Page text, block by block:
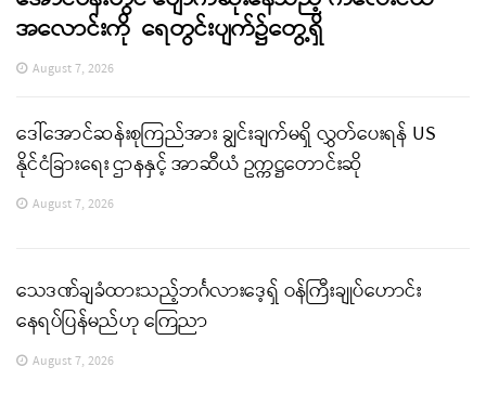
အလောင်းကို ရေတွင်းပျက်၌တွေ့ရှိ
August 7, 2026
ဒေါ်အောင်ဆန်းစုကြည်အား ချွင်းချက်မရှိ လွှတ်ပေးရန် US
နိုင်ငံခြားရေး ဌာနနှင့် အာဆီယံ ဥက္ကဋ္ဌတောင်းဆို
August 7, 2026
သေဒဏ်ချခံထားသည့်ဘင်္ဂလားဒေ့ရှ် ဝန်ကြီးချုပ်ဟောင်း
နေရပ်ပြန်မည်ဟု ကြေညာ
August 7, 2026